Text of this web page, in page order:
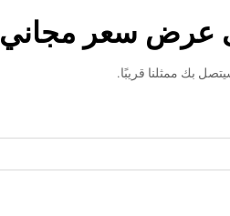
عرض سعر مجاني
بك ممثلنا قريبًا.